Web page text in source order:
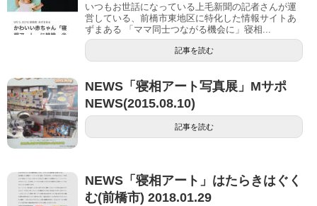
いつもお世話になっている上毛新聞の記者さんが運
営している、前橋市東地区に特化した情報サイトあ
ずまある 「ママ同士つながる機会に」寝相...
記事を読む
NEWS「寝相アート写真展」Mサポ
NEWS(2015.08.10)
記事を読む
NEWS「寝相アート」はたらきはぐく
む(前橋市) 2018.01.29